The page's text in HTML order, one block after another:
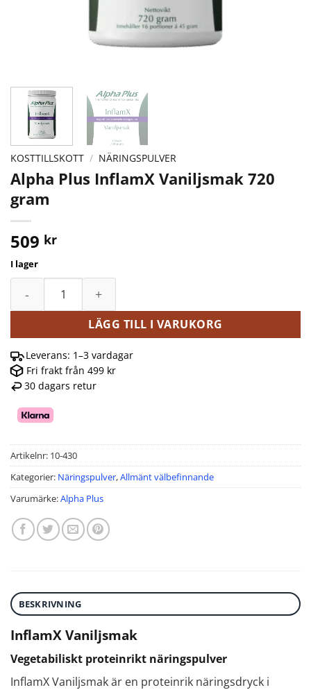
KOSTTILLSKOTT / NÄRINGSPULVER
Alpha Plus InflamX Vaniljsmak 720
gram
509 kr
I lager
LÄGG TILL I VARUKORG
Leverans: 1–3 vardagar
Fri frakt från 499 kr
30 dagars retur
Artikelnr: 10-430
Kategorier: Näringspulver,Allmänt välbefinnande
Varumärke:Alpha Plus
BESKRIVNING
InflamX Vaniljsmak
Vegetabiliskt proteinrikt näringspulver
InflamX Vaniljsmak är en proteinrik näringsdryck i